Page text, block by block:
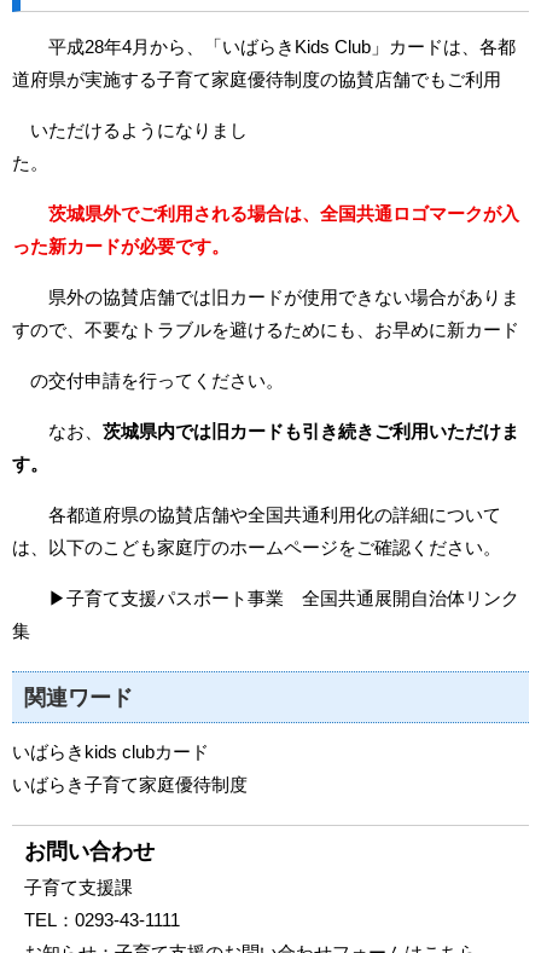
平成28年4月から、「いばらきKids Club」カードは、各都
道府県が実施する子育て家庭優待制度の協賛店舗でもご利用
いただけるようになりまし
た
茨城県外でご利用される場合は、全国共通ロゴマークが入
った新カードが必要です。
県外の協賛店舗では旧カードが使用できない場合がありま
すので、不要なトラブルを避けるためにも、お早めに新カード
の交付申請を行ってください。
なお、 茨城県内では旧カードも引き続きご利用いただけま
す。
各都道府県の協賛店舗や全国共通利用化の詳細について
は、以下のこども家庭庁のホームページをご確認ください。
▶子育て支援パスポート事業 全国共通展開自治体リンク
集
関連ワード
いばらきkids clubカード
いばらき子育て家庭優待制度
お問い合わせ
子育て支援課
TEL： 0293-43-1111